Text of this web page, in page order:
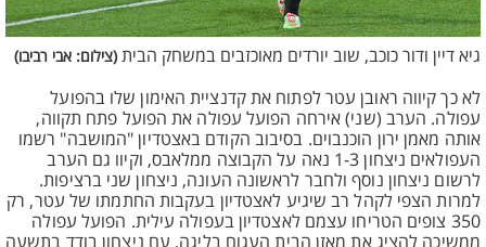
גיא דיין ודור כוכב, שוב יורדים מאוכזבים במשחק הבית (צילום: אבי רביבו)
לא כך קיווה ראובן עטר לפתוח את קדנציית האימון שלו בהפועל
עפולה. הערב (שני) אירחה הפועל עפולה את הפועל פתח תקווה,
אותה מאמן ירון הוכנבוים. בסיבוב הקודם באצטדיון "המושבה" רשמו
העפולאים ניצחון 1-3 נאה על הקבוצה ממלאבס, וקיוו גם הערב
לרשום ניצחון נוסף ולחבר לראשונה העונה, ניצחון שני ברציפות.
למרות הצפי לקהל רב שיגיע לאצטדיון בעקבות החתמתו של עטר, רק
350 צופים הטריחו עצמם לאצטדיון בעפולה עילית. הפועל עפולה
ממשיכה להציג את מאזן הבית העגום בליגה, עם ניצחון בודד בתשעה